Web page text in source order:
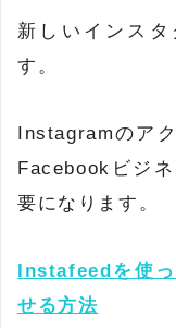
新しいインス
す。
Instagramのア
Facebookビジ
要になります。
Instafeedを使
せる方法